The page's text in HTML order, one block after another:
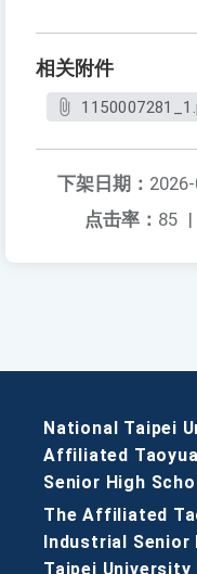
相关附件
下架日期：
点击率： 85 |
National Taipei
Affiliated
Senior High
The Affiliated
Industrial
Taipei